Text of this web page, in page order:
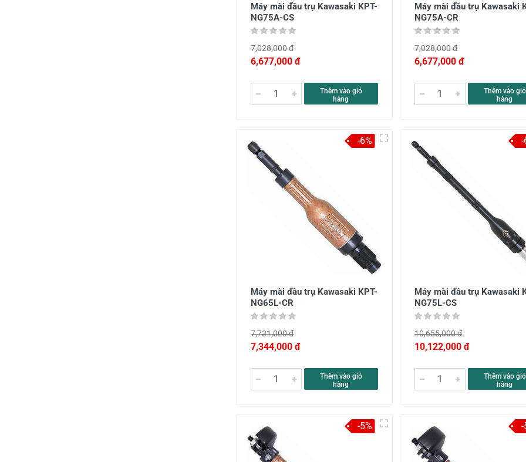
Máy mài đầu trụ Kawasaki KPT-
NG75A-CS
7,028,000 đ
6,677,000 đ
Thêm vào giỏ
hàng
Máy mài đầu trụ Kawasaki
NG75A-CR
7,028,000 đ
6,677,000 đ
Thêm vào giỏ
hàng
Máy mài đầu trụ Kawasaki KPT-
NG65L-CR
7,731,000 đ
7,344,000 đ
Thêm vào giỏ
hàng
-6%
Máy mài đầu trụ Kawasaki
NG75L-CS
10,655,000 đ
10,122,000 đ
Thêm vào giỏ
hàng
-
-5% -